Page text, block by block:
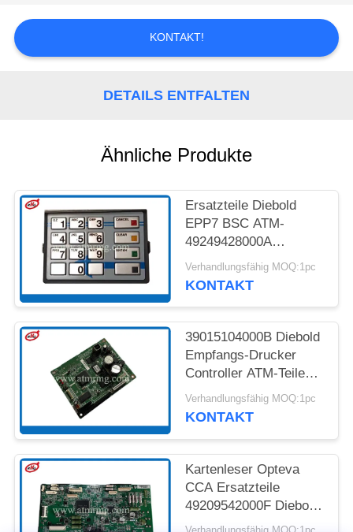
BITTE UM
ANGEBOT
DATENSCHUTZ-
BESTIMMUNGEN
KONTAKT!
DETAILS ENTFALTEN
Ähnliche Produkte
Ersatzteile Diebold
EPP7 BSC ATM-
49249428000A
St. STL MDL-LGE
Verhandlungsfähig MOQ:1pc
KONTAKT
39015104000B Diebold
Empfangs-Drucker
Controller ATM-Teile
CCA USB
Verhandlungsfähig MOQ:1pc
KONTAKT
Kartenleser Opteva
CCA Ersatzteile
49209542000F Diebold
Controller